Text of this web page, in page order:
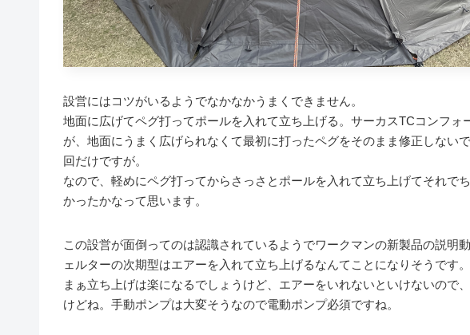
設営にはコツがいるようでなかなかうまくできません。
地面に広げてペグ打ってポールを入れて立ち上げる。サーカスTCコンフォ
が、地面にうまく広げられなくて最初に打ったペグをそのまま修正しない
回だけですが。
なので、軽めにペグ打ってからさっさとポールを入れて立ち上げてそれで
かったかなって思います。
この設営が面倒ってのは認識されているようでワークマンの新製品の説明
ェルターの次期型はエアーを入れて立ち上げるなんてことになりそうです。
まぁ立ち上げは楽になるでしょうけど、エアーをいれないといけないので
けどね。手動ポンプは大変そうなので電動ポンプ必須ですね。